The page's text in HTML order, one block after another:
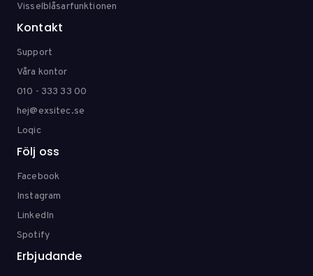
Visselblåsarfunktionen
Kontakt
Support
Våra kontor
010 - 333 33 00
hej@exsitec.se
Loqic
Följ oss
Facebook
Instagram
LinkedIn
Spotify
Erbjudande